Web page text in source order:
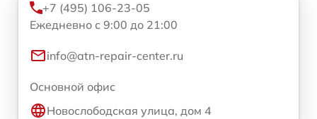
+7 (495) 106-23-05
Ежедневно с 9:00 до 21:00
info@atn-repair-center.ru
Основной офис
Новослободская улица, дом 4